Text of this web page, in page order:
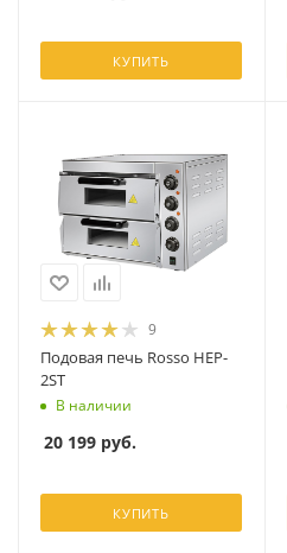
КУПИТЬ
9
Подовая печь Rosso HEP-
2ST
В наличии
20 199 руб.
КУПИТЬ